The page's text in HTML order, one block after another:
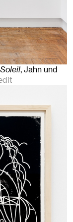
, Jahn und